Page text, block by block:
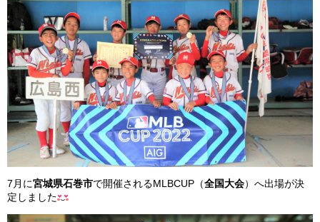
寄付のお願い
質問コーナー Ｑ＆Ａ
リトルリーグについて
7月に宮城県石巻市で開催されるMLBCUP（全国大会）へ出場が決
定しました